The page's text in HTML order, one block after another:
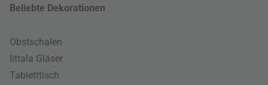
Beliebte Dekorationen
Obstschalen
Iittala Gläser
Tabletttisch